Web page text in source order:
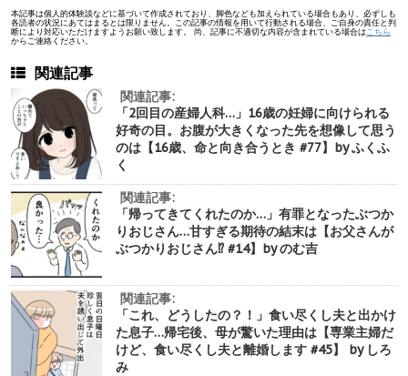
本記事は個人的体験談などに基づいて作成されており、脚色なども加えられている場合もあり、必ずしも
各読者の状況にあてはまるとは限りません。この記事の情報を用いて行動される場合、ご自身の責任と判
断により対応いただけますようお願い致します。 尚、記事に不適切な内容が含まれている場合は こちら
からご連絡ください。
関連記事
関連記事:
「2回目の産婦人科…」16歳の妊婦に向けられる
好奇の目。お腹が大きくなった先を想像して思う
のは【16歳、命と向き合うとき #77】by ふくふ
く
関連記事:
「帰ってきてくれたのか…」有罪となったぶつか
りおじさん…甘すぎる期待の結末は【お父さんが
ぶつかりおじさん⁉︎ #14】by のむ吉
関連記事:
「これ、どうしたの？！」食い尽くし夫と出かけ
た息子…帰宅後、母が驚いた理由は【専業主婦だ
けど、食い尽くし夫と離婚します #45】 by しろ
み